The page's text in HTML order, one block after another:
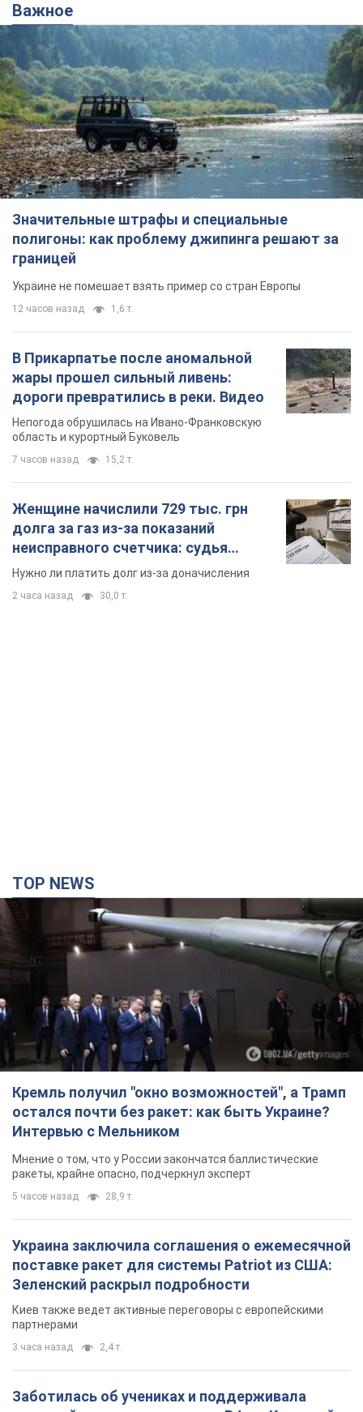
Важное
Значительные штрафы и специальные
полигоны: как проблему джипинга решают за
границей
Украине не помешает взять пример со стран Европы
12 часов назад 1,6 т.
В Прикарпатье после аномальной
жары прошел сильный ливень:
дороги превратились в реки. Видео
Непогода обрушилась на Ивано-Франковскую
область и курортный Буковель
7 часов назад 15,2 т.
Женщине начислили 729 тыс. грн
долга за газ из-за показаний
неисправного счетчика: судья
вынес неожиданное решение
Нужно ли платить долг из-за доначисления
2 часа назад 30,0 т.
TOP NEWS
Кремль получил "окно возможностей", а Трамп
остался почти без ракет: как быть Украине?
Интервью с Мельником
Мнение о том, что у России закончатся баллистические
ракеты, крайне опасно, подчеркнул эксперт
5 часов назад 28,9 т.
Украина заключила соглашения о ежемесячной
поставке ракет для системы Patriot из США:
Зеленский раскрыл подробности
Киев также ведет активные переговоры с европейскими
партнерами
3 часа назад 2,4 т.
Заботилась об учениках и поддерживала